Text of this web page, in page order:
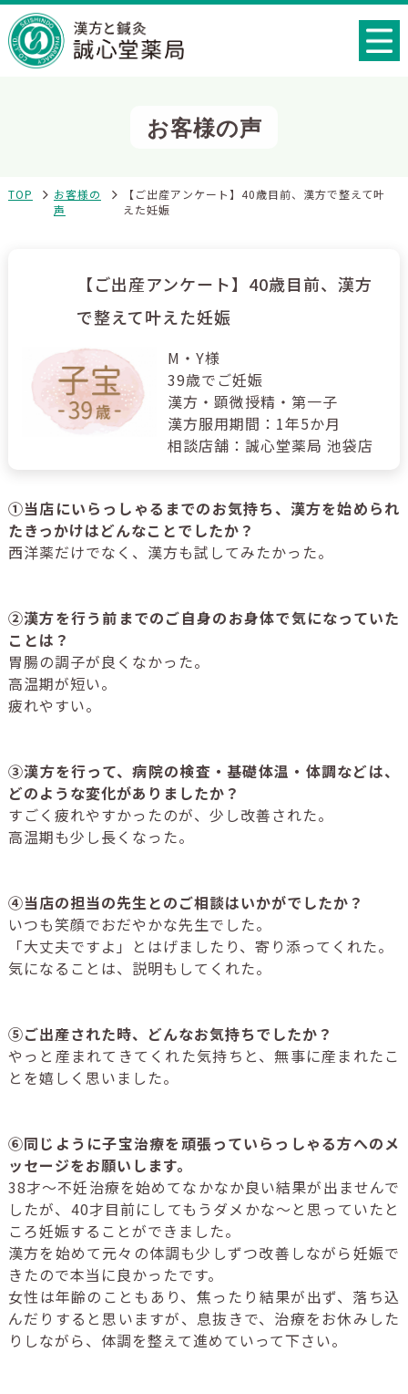
お客様の声
TOP
お客様の
声
【ご出産アンケート】40歳目前、漢方で整えて叶
えた妊娠
【ご出産アンケート】40歳目前、漢方
で整えて叶えた妊娠
M・Y様
39歳でご妊娠
漢方・顕微授精・第一子
漢方服用期間：1年5か月
相談店舗：誠心堂薬局 池袋店
①当店にいらっしゃるまでのお気持ち、漢方を始められ
たきっかけはどんなことでしたか？
西洋薬だけでなく、漢方も試してみたかった。
②漢方を行う前までのご自身のお身体で気になっていた
ことは？
胃腸の調子が良くなかった。
高温期が短い。
疲れやすい。
③漢方を行って、病院の検査・基礎体温・体調などは、
どのような変化がありましたか？
すごく疲れやすかったのが、少し改善された。
高温期も少し長くなった。
④当店の担当の先生とのご相談はいかがでしたか？
いつも笑顔でおだやかな先生でした。
「大丈夫ですよ」とはげましたり、寄り添ってくれた。
気になることは、説明もしてくれた。
⑤ご出産された時、どんなお気持ちでしたか？
やっと産まれてきてくれた気持ちと、無事に産まれたこ
とを嬉しく思いました。
⑥同じように子宝治療を頑張っていらっしゃる方へのメ
ッセージをお願いします。
38才～不妊治療を始めてなかなか良い結果が出ませんで
したが、40才目前にしてもうダメかな～と思っていたと
ころ妊娠することができました。
漢方を始めて元々の体調も少しずつ改善しながら妊娠で
きたので本当に良かったです。
女性は年齢のこともあり、焦ったり結果が出ず、落ち込
んだりすると思いますが、息抜きで、治療をお休みした
りしながら、体調を整えて進めていって下さい。